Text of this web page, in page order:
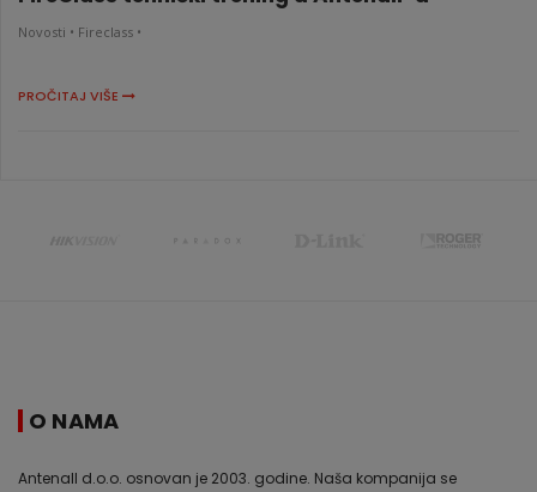
Novosti • Fireclass •
PROČITAJ VIŠE
O NAMA
Antenall d.o.o. osnovan je 2003. godine. Naša kompanija se